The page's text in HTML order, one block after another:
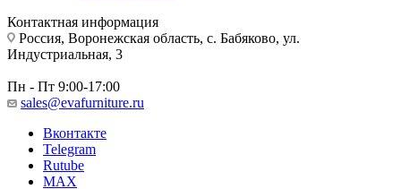
Контактная информация
Россия, Воронежская область, с. Бабяково, ул.
Индустриальная, 3
Пн - Пт 9:00-17:00
sales@evafurniture.ru
Вконтакте
Telegram
Rutube
MAX